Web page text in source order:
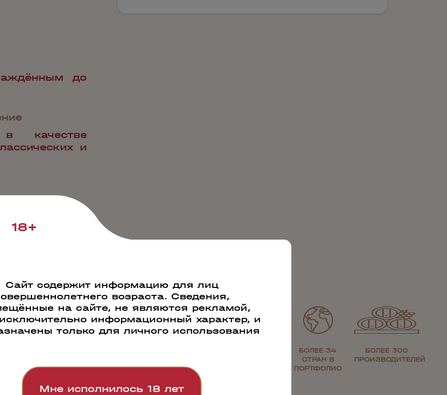
до
в качестве
и
ДЕНЬ
БОЛЕЕ 34
СТРАН В
ПОРТФОЛИО
БОЛЕЕ 300
ПРОИЗВОДИТЕЛЕЙ
18+
Сайт содержит информацию для лиц
возраста. Сведения,
на сайте, не являются рекламой,
информационный характер, и
только для личного использования
Мне исполнилось 18 лет